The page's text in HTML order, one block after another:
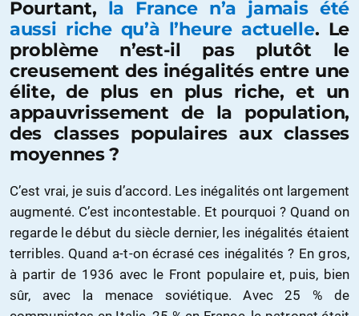
Pourtant, la France n’a jamais été
aussi riche qu’à l’heure actuelle. Le
problème n’est-il pas plutôt le
creusement des inégalités entre une
élite, de plus en plus riche, et un
appauvrissement de la population,
des classes populaires aux classes
moyennes ?
C’est vrai, je suis d’accord. Les inégalités ont largement
augmenté. C’est incontestable. Et pourquoi ? Quand on
regarde le début du siècle dernier, les inégalités étaient
terribles. Quand a-t-on écrasé ces inégalités ? En gros,
à partir de 1936 avec le Front populaire et, puis, bien
sûr, avec la menace soviétique. Avec 25 % de